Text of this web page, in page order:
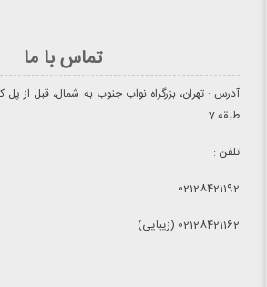
تماس با ما
آدرس : تهران، بزرگراه نواب جنوب به شمال، قبل از پل
طبقه 7
تلفن :
02128421192
02128421162 (زیبایی)